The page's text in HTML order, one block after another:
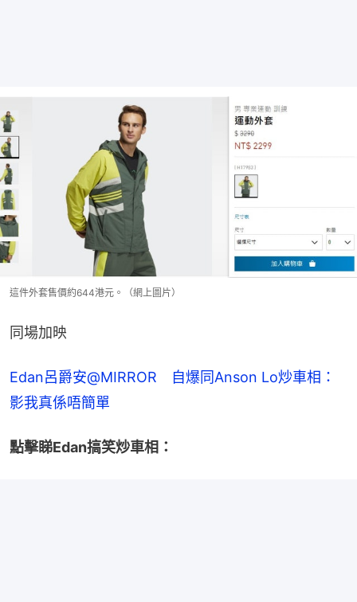
這件外套售價約644港元。（網上圖片）
同場加映
Edan呂爵安@MIRROR　自爆同Anson Lo炒車相：
影我真係唔簡單
點擊睇Edan搞笑炒車相：